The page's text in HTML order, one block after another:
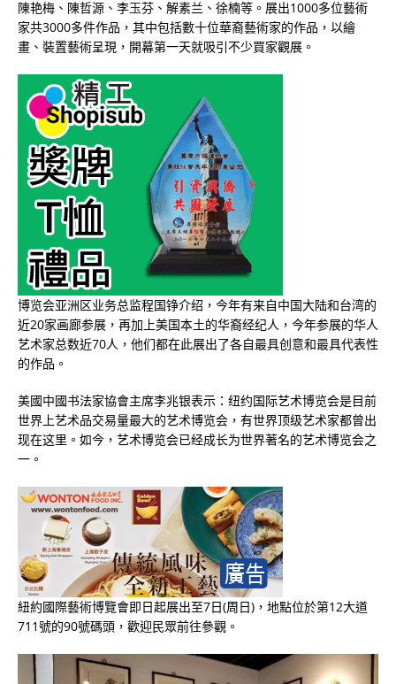
陳艳梅、陳哲源、李玉芬、解素兰、徐楠等。展出1000多位藝術
家共3000多件作品，其中包括數十位華裔藝術家的作品，以繪
畫、裝置藝術呈現，開幕第一天就吸引不少買家觀展。
博览会亚洲区业务总监程国铮介绍，今年有来自中国大陆和台湾的
近20家画廊参展，再加上美国本土的华裔经纪人，今年参展的华人
艺术家总数近70人，他们都在此展出了各自最具创意和最具代表性
的作品。
美國中國书法家協會主席李兆银表示：纽约国际艺术博览会是目前
世界上艺术品交易量最大的艺术博览会，有世界顶级艺术家都曾出
现在这里。如今，艺术博览会已经成长为世界著名的艺术博览会之
一。
紐約國際藝術博覽會即日起展出至7日(周日)，地點位於第12大道
711號的90號碼頭，歡迎民眾前往參觀。